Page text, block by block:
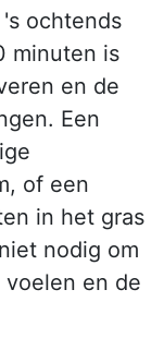
ochtends
minuten is
en de
Een
of een
in het gras
nodig om
en de